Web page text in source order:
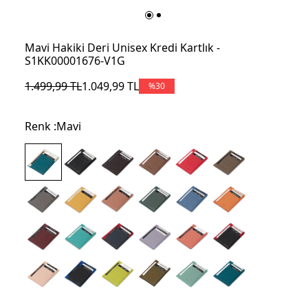
Mavi Hakiki Deri Unisex Kredi Kartlık -
S1KK00001676-V1G
1.499,99TL1.049,99TL %30
Renk :Mavi